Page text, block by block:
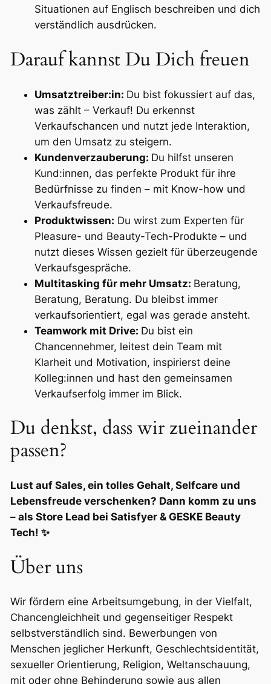
Situationen auf Englisch beschreiben und dich
verständlich ausdrücken.
Darauf kannst Du Dich freuen
Umsatztreiber:in: Du bist fokussiert auf das,
was zählt – Verkauf! Du erkennst
Verkaufschancen und nutzt jede Interaktion,
um den Umsatz zu steigern.
Kundenverzauberung: Du hilfst unseren
Kund:innen, das perfekte Produkt für ihre
Bedürfnisse zu finden – mit Know-how und
Verkaufsfreude.
Produktwissen: Du wirst zum Experten für
Pleasure- und Beauty-Tech-Produkte – und
nutzt dieses Wissen gezielt für überzeugende
Verkaufsgespräche.
Multitasking für mehr Umsatz: Beratung,
Beratung, Beratung. Du bleibst immer
verkaufsorientiert, egal was gerade ansteht.
Teamwork mit Drive: Du bist ein
Chancennehmer, leitest dein Team mit
Klarheit und Motivation, inspirierst deine
Kolleg:innen und hast den gemeinsamen
Verkaufserfolg immer im Blick.
Du denkst, dass wir zueinander
passen?
Lust auf Sales, ein tolles Gehalt, Selfcare und
Lebensfreude verschenken? Dann komm zu uns
– als Store Lead bei Satisfyer & GESKE Beauty
Tech! ✨
Über uns
Wir fördern eine Arbeitsumgebung, in der Vielfalt,
Chancengleichheit und gegenseitiger Respekt
selbstverständlich sind. Bewerbungen von
Menschen jeglicher Herkunft, Geschlechtsidentität,
sexueller Orientierung, Religion, Weltanschauung,
mit oder ohne Behinderung sowie aus allen